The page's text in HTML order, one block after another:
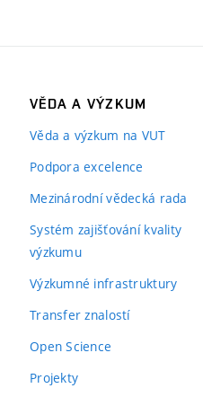
VĚDA A VÝZKUM
Věda a výzkum na VUT
Podpora excelence
Mezinárodní vědecká rada
Systém zajišťování kvality
výzkumu
Výzkumné infrastruktury
Transfer znalostí
Open Science
Projekty